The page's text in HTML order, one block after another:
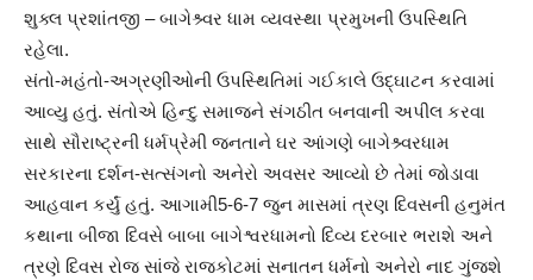
શુક્લ પ્રશાંતજી – બાગેશ્ર્વર ધામ વ્યવસ્થા પ્રમુખની ઉપસ્થિતિ
રહેલા.
સંતો-મહંતો-અગ્રણીઓની ઉપસ્થિતિમાં ગઈકાલે ઉદ્ઘાટન કરવામાં
આવ્યુ હતું. સંતોએ હિન્દુ સમાજને સંગઠીત બનવાની અપીલ કરવા
સાથે સૌરાષ્ટ્રની ધર્મપ્રેમી જનતાને ઘર આંગણે બાગેશ્ર્વરધામ
સરકારના દર્શન-સત્સંગનો અનેરો અવસર આવ્યો છે તેમાં જોડાવા
આહવાન કર્યું હતું. આગામી5-6-7 જુન માસમાં ત્રણ દિવસની હનુમંત
કથાના બીજા દિવસે બાબા બાગેશ્વરધામનો દિવ્ય દરબાર ભરાશે અને
ત્રણે દિવસ રોજ સાંજે રાજકોટમાં સનાતન ધર્મનો અનેરો નાદ ગુંજશે